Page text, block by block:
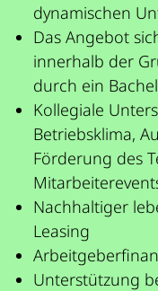
dynamischen
Das Angebot
innerhalb der
durch ein
Kollegiale
Betriebsklima,
Förderung des
Nachhaltiger
Leasing
Unterstützung